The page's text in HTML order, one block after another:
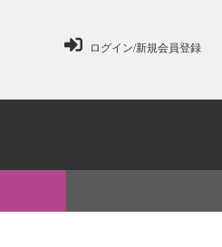
ログイン/新規会員登録